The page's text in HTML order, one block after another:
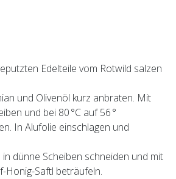
Edelteile vom Rotwild salzen
und Olivenöl kurz anbraten. Mit
und bei 80 °C auf 56 °
In Alufolie einschlagen und
dünne Scheiben schneiden und mit
Honig-Saftl beträufeln.